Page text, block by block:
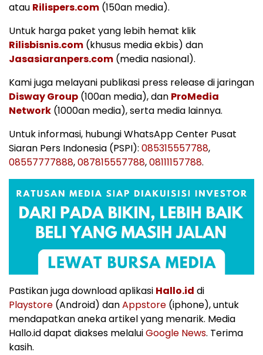
atau Rilispers.com (150an media).
Untuk harga paket yang lebih hemat klik
Rilisbisnis.com (khusus media ekbis) dan
Jasasiaranpers.com (media nasional).
Kami juga melayani publikasi press release di jaringan
Disway Group (100an media), dan ProMedia
Network (1000an media), serta media lainnya.
Untuk informasi, hubungi WhatsApp Center Pusat
Siaran Pers Indonesia (PSPI): 085315557788,
08557777888,087815557788,08111157788.
Pastikan juga download aplikasi Hallo.id di
Playstore (Android) danAppstore (iphone), untuk
mendapatkan aneka artikel yang menarik. Media
Hallo.id dapat diakses melaluiGoogle News. Terima
kasih.